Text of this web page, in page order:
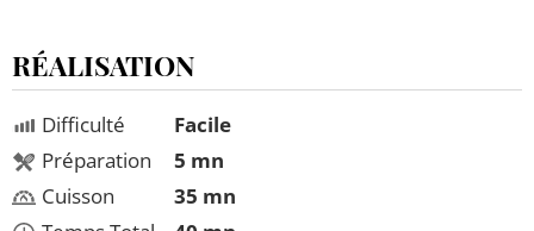
RÉALISATION
Difficulté
Préparation
Cuisson
Facile
5 mn
35 mn